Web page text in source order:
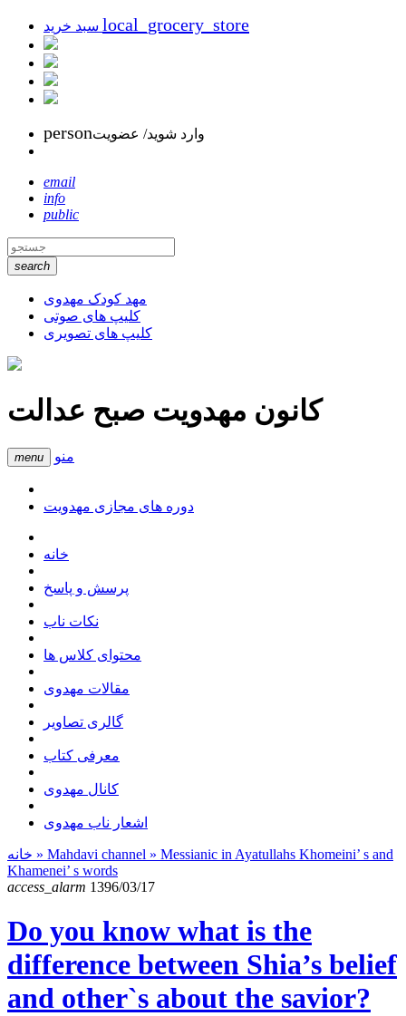
local_grocery_store
personوارد شوید/ عضویت
email
info
public
search
مهد کودک مهدوی
کلیپ های صوتی
کلیپ های تصویری
کانون مهدویت صبح عدالت
menu منو
دوره های مجازی مهدویت
خانه
پرسش و پاسخ
نکات ناب
محتوای کلاس ها
مقالات مهدوی
گالری تصاویر
معرفی کتاب
کانال مهدوی
اشعار ناب مهدوی
» Mahdavi channel » Messianic in Ayatullahs Khomeini’ s and
Khamenei’ s words
access_alarm 1396/03/17
Do you know what is the
difference between Shia’s belief
and other`s about the savior?